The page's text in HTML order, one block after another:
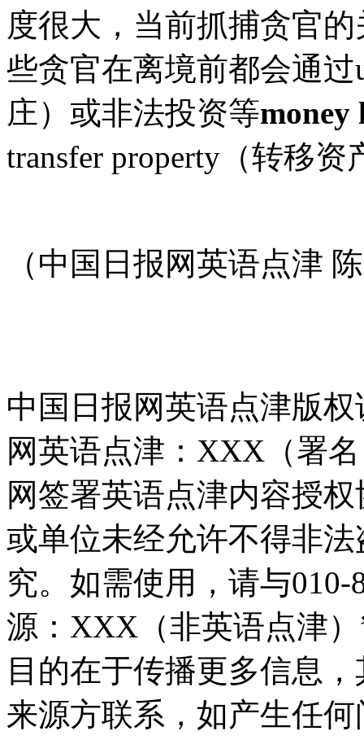
度很大，当前抓捕贪官
些贪官在离境前都会通过
庄）或非法投资等money
transfer property（转移资
（中国日报网英语点津
中国日报网英语点津版
网英语点津：XXX（署
网签署英语点津内容授
或单位未经允许不得非
究。如需使用，请与010-
源：XXX（非英语点津
目的在于传播更多信息
来源方联系，如产生任